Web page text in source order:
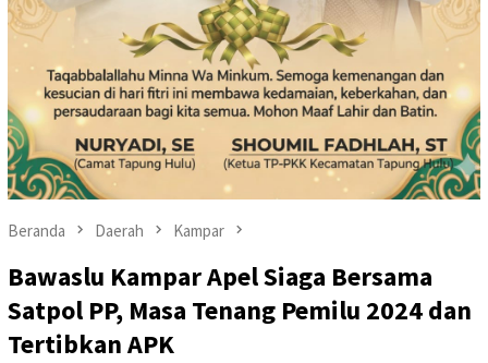
Beranda Daerah Kampar
Bawaslu Kampar Apel Siaga Bersama
Satpol PP, Masa Tenang Pemilu 2024 dan
Tertibkan APK